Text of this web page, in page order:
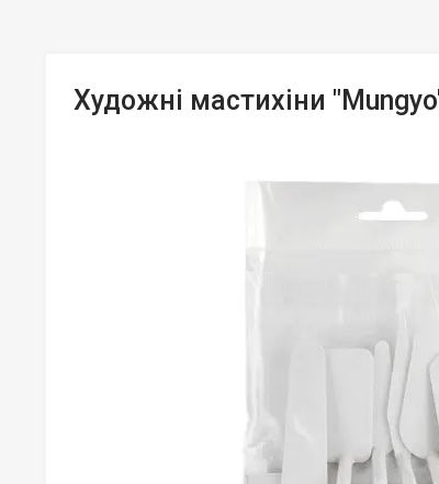
Художні мастихіни